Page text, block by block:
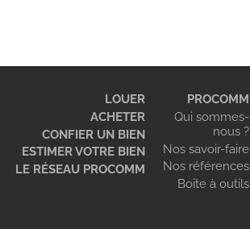
LOUER
ACHETER
CONFIER UN BIEN
ESTIMER VOTRE BIEN
LE RÉSEAU PROCOMM
PROCOMM
Qui sommes-
nous ?
Nos savoir-faire
Nos références
Boite à outils